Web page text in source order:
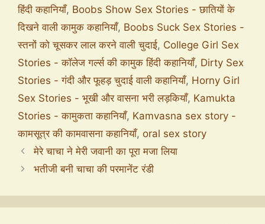
हिंदी कहानियाँ, Boobs Show Sex Stories - छातियों के
दिखने वाली कामुक कहानियाँ, Boobs Suck Sex Stories -
स्तनों को चूसकर लाल करने वाली चुदाई, College Girl Sex
Stories - कॉलेज गर्ल्स की कामुक हिंदी कहानियाँ, Dirty Sex
Stories - गंदी और फूहड़ चुदाई वाली कहानियाँ, Horny Girl
Sex Stories - भूखी और वासना भरी लड़कियाँ, Kamukta
Stories - कामुकता कहानियाँ, Kamvasna sex story -
कामसूत्र की कामवासना कहानियाँ, oral sex story
मेरे चाचा ने मेरी जवानी का पूरा मजा लिया
भतीजी बनी चाचा की परमानेंट रंडी